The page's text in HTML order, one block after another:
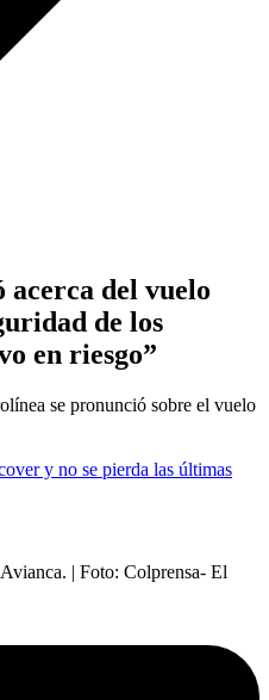
acerca del vuelo
de los
en riesgo”
se pronunció sobre el vuelo
y no se pierda las últimas
| Foto: Colprensa- El